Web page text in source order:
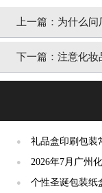
上一篇： 为什么问
会回你？
下一篇： 注意化妆
● 礼品盒印刷包装
●
2026年7月广州
稳定性与性价比
●
个性圣诞包装纸